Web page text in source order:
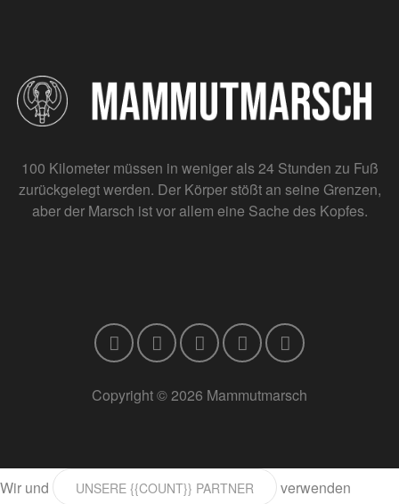
100 Kilometer müssen in weniger als 24 Stunden zu Fuß
zurückgelegt werden. Der Körper stößt an seine Grenzen,
aber der Marsch ist vor allem eine Sache des Kopfes.
Copyright © 2026 Mammutmarsch
Wir und UNSERE {{COUNT}} PARTNER
verwenden